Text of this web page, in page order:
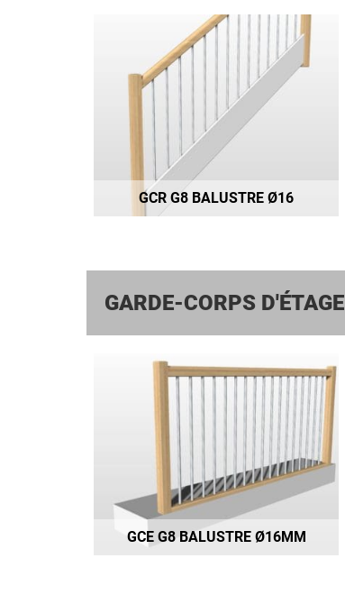
GCR G8 BALUSTRE Ø16
GARDE-CORPS D'ÉTAGE
GCE G8 BALUSTRE Ø16MM